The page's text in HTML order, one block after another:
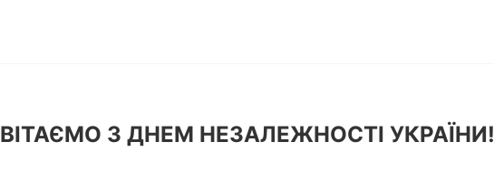
ВІТАЄМО З ДНЕМ НЕЗАЛЕЖНОСТІ УКРАЇНИ!